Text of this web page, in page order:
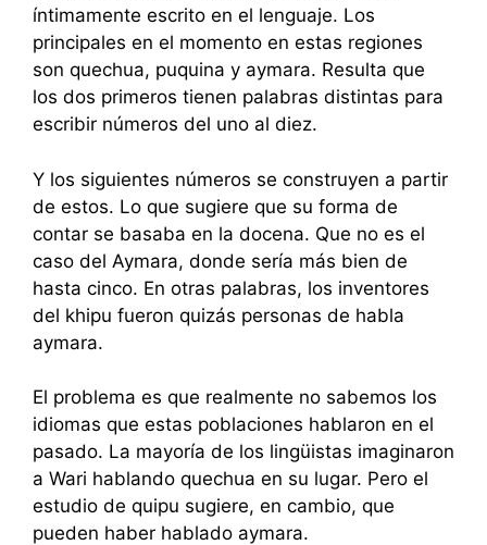
íntimamente escrito en el lenguaje. Los
principales en el momento en estas regiones
son quechua, puquina y aymara. Resulta que
los dos primeros tienen palabras distintas para
escribir números del uno al diez.
Y los siguientes números se construyen a partir
de estos. Lo que sugiere que su forma de
contar se basaba en la docena. Que no es el
caso del Aymara, donde sería más bien de
hasta cinco. En otras palabras, los inventores
del khipu fueron quizás personas de habla
aymara.
El problema es que realmente no sabemos los
idiomas que estas poblaciones hablaron en el
pasado. La mayoría de los lingüistas imaginaron
a Wari hablando quechua en su lugar. Pero el
estudio de quipu sugiere, en cambio, que
pueden haber hablado aymara.